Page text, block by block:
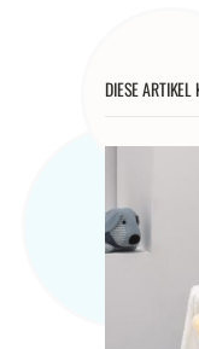
DIESE ARTIKEL